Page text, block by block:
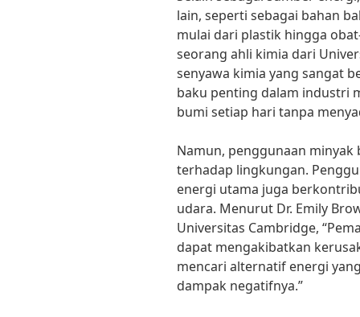
lain, seperti sebagai bahan
mulai dari plastik hingga
seorang ahli kimia dari
senyawa kimia yang sangat
baku penting dalam industri
bumi setiap hari tanpa
Namun, penggunaan
terhadap lingkungan.
energi utama juga
udara. Menurut Dr. Emily
Universitas Cambridge,
dapat mengakibatkan
mencari alternatif energi
dampak negatifnya.”